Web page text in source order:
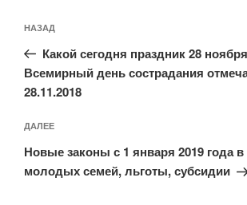
по
записям
Предыдущая
запись:
НАЗАД
Какой сегодня праздник 28
Всемирный день сострадания
28.11.2018
Следующая
запись
ДАЛЕЕ
Новые законы с 1 января 2019 года
молодых семей, льготы, субсидии